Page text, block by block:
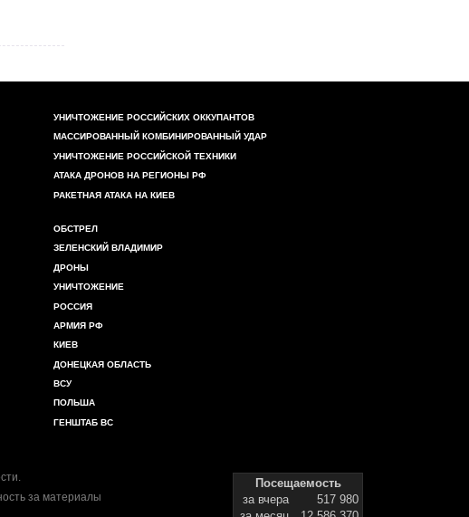
УНИЧТОЖЕНИЕ РОССИЙСКИХ ОККУПАНТОВ
МАССИРОВАННЫЙ КОМБИНИРОВАННЫЙ УДАР
УНИЧТОЖЕНИЕ РОССИЙСКОЙ ТЕХНИКИ
АТАКА ДРОНОВ НА РЕГИОНЫ РФ
РАКЕТНАЯ АТАКА НА КИЕВ
ОБСТРЕЛ
ЗЕЛЕНСКИЙ ВЛАДИМИР
ДРОНЫ
УНИЧТОЖЕНИЕ
РОССИЯ
АРМИЯ РФ
КИЕВ
ДОНЕЦКАЯ ОБЛАСТЬ
ВСУ
ПОЛЬША
ГЕНШТАБ ВС
.
за материалы
Посещаемость
за вчера
517 980